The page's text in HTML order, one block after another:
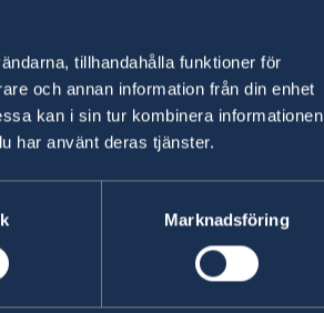
tillhandahålla funktioner för
och annan information från din enhet
kan i sin tur kombinera informationen
har använt deras tjänster.
Marknadsföring